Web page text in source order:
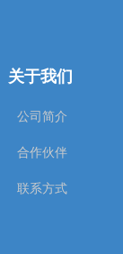
公司简介
合作伙伴
联系方式
关于我们